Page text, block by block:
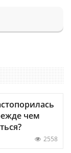
чем
2558